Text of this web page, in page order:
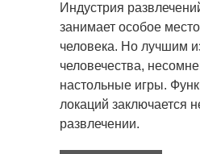
Индустрия
занимает особое
человека. Но лучшим
человечества,
настольные игры.
локаций заключается
развлечении.